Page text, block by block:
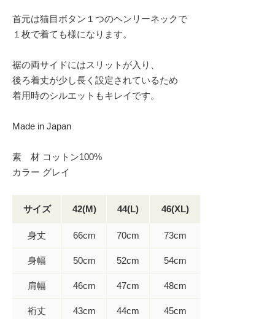
首元は猫目ボタン１つのヘンリーネックで
１枚で着ても様になります。
裾の両サイドにはスリットが入り、
後ろ着丈が少し長く設定されているため
着用時のシルエットもキレイです。
Made in Japan
素 材 コットン100%
カラー グレイ
サイズ 42(M) 44(L) 46(XL)
身丈 66cm 70cm 73cm
身幅 50cm 52cm 54cm
肩幅 46cm 47cm 48cm
裄丈 43cm 44cm 45cm